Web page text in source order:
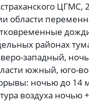
ЦГМС,
области
районах
западный,
южный, юго-
ночью до 14
воздуха ночью